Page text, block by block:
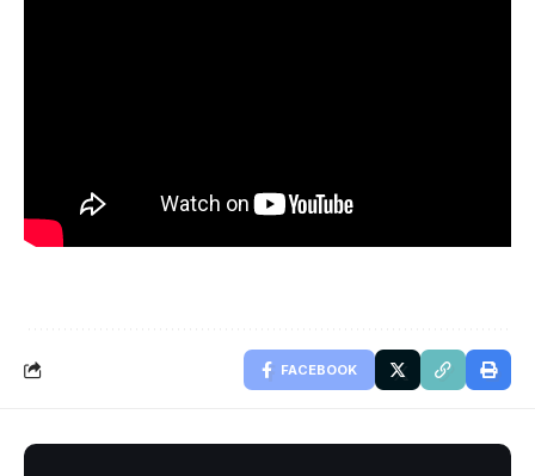
FACEBOOK